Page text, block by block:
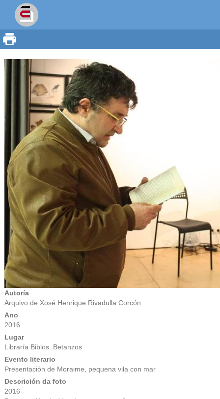
Autoría
Arquivo de Xosé Henrique Rivadulla Corcón
Ano
2016
Lugar
Libraría Biblos. Betanzos
Evento literario
Presentación de Moraime, pequena vila con mar
Descrición da foto
2016